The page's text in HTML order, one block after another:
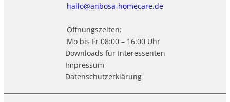
hallo@anbosa-homecare.de
Öffnungszeiten:
Mo bis Fr 08:00 – 16:00 Uhr
Downloads für Interessenten
Impressum
Datenschutzerklärung